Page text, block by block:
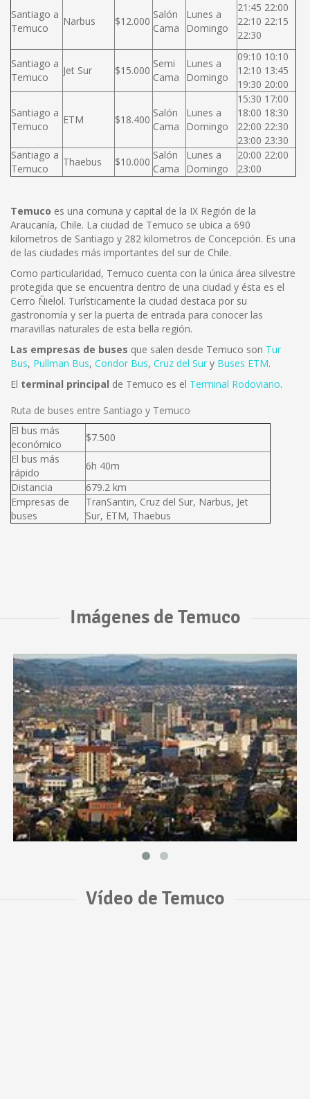
Santiago a
Temuco
Narbus $12.000
Salón
Cama
Lunes a
Domingo
21:45 22:00
22:10 22:15
22:30
Santiago a
Temuco
Jet Sur $15.000
Semi
Cama
Lunes a
Domingo
09:10 10:10
12:10 13:45
19:30 20:00
Santiago a
Temuco
ETM $18.400
Salón
Cama
Lunes a
Domingo
15:30 17:00
18:00 18:30
22:00 22:30
23:00 23:30
Santiago a
Temuco
Thaebus $10.000
Salón
Cama
Lunes a
Domingo
20:00 22:00
23:00
Temuco es una comuna y capital de la IX Región de la
Araucanía, Chile. La ciudad de Temuco se ubica a 690
kilometros de Santiago y 282 kilometros de Concepción. Es una
de las ciudades más importantes del sur de Chile.
Como particularidad, Temuco cuenta con la única área silvestre
protegida que se encuentra dentro de una ciudad y ésta es el
Cerro Ñielol. Turísticamente la ciudad destaca por su
gastronomía y ser la puerta de entrada para conocer las
maravillas naturales de esta bella región.
Las empresas de buses que salen desde Temuco son Tur
Bus, Pullman Bus, Condor Bus, Cruz del Sur y Buses ETM.
El terminal principal de Temuco es el Terminal Rodoviario.
Ruta de buses entre Santiago y Temuco
El bus más
económico
$7.500
El bus más
rápido
6h 40m
Distancia
679.2 km
Empresas de
buses
TranSantin, Cruz del Sur, Narbus, Jet
Sur, ETM, Thaebus
Imágenes de Temuco
Vídeo de Temuco